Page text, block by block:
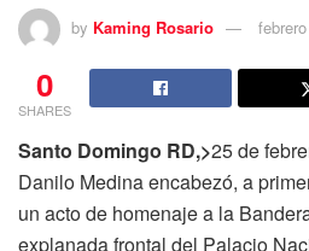
by Kaming Rosario
0
SHARES
Santo Domingo RD,>25 de
Danilo Medina encabezó, a
un acto de homenaje a la
explanada frontal del Palacio